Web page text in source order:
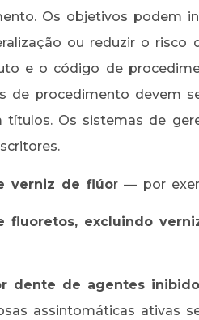
Os objetivos podem
ou reduzir o risco
e o código de
de procedimento devem
títulos. Os sistemas de
verniz de flúor — por
fluoretos, excluindo
dente de agentes
assintomáticas ativas